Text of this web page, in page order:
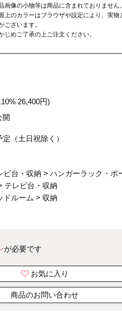
画像の小物等は商品に含まれておりません。
上のカラーはブラウザや設定により、実物
ございます。
じめご了承の上ご注文ください。
26,400円)
開
（土日祝除く）
ビ台・収納 >ハンガーラック・ポ
テレビ台・収納
ドルーム > 収納
が必要です
お気に入り
商品のお問い合わせ